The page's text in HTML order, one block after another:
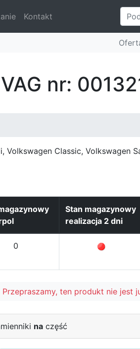
Kontakt
nr:
Volkswagen Classic, Volkswagen
Stan magazynowy
realizacja 2 dni
0
Przepraszamy, ten produkt nie jest
na część